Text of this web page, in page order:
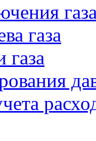
газа
газа